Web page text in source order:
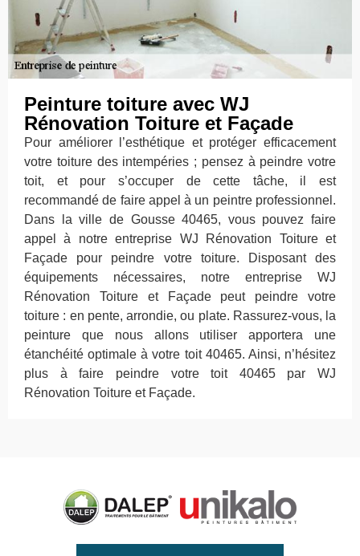
Peinture toiture avec WJ
Rénovation Toiture et Façade
Pour améliorer l’esthétique et protéger efficacement
votre toiture des intempéries ; pensez à peindre votre
toit, et pour s’occuper de cette tâche, il est
recommandé de faire appel à un peintre professionnel.
Dans la ville de Gousse 40465, vous pouvez faire
appel à notre entreprise WJ Rénovation Toiture et
Façade pour peindre votre toiture. Disposant des
équipements nécessaires, notre entreprise WJ
Rénovation Toiture et Façade peut peindre votre
toiture : en pente, arrondie, ou plate. Rassurez-vous, la
peinture que nous allons utiliser apportera une
étanchéité optimale à votre toit 40465. Ainsi, n’hésitez
plus à faire peindre votre toit 40465 par WJ
Rénovation Toiture et Façade.